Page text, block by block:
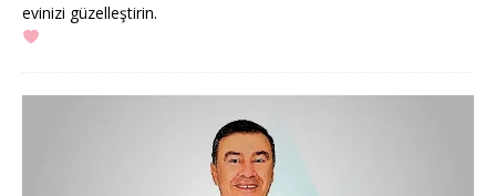
evinizi güzelleştirin.